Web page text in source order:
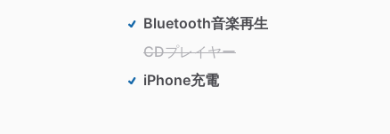
Bluetooth音楽再生
CDプレイヤー
iPhone充電